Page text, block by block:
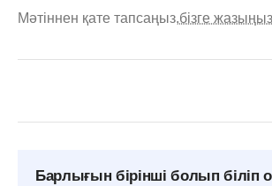
Мәтіннен қате тапсаңыз,бізге жазыңыз
Барлығын бірінші болып біліп